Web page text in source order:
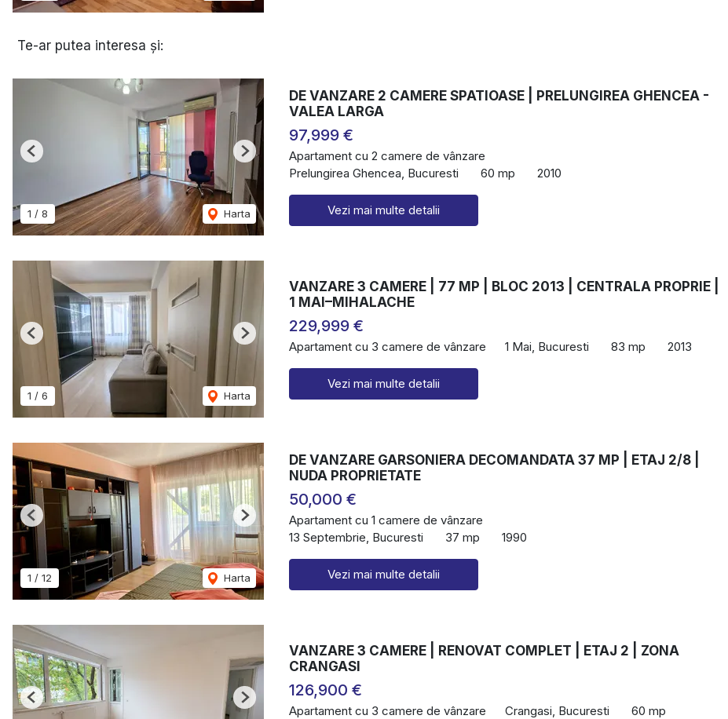
Te-ar putea interesa și:
1 / 8 Harta
Previous Next
DE VANZARE 2 CAMERE SPATIOASE | PRELUNGIREA GHENCEA -
VALEA LARGA
97,999 €
Apartament cu 2 camere de vânzare
Prelungirea Ghencea, Bucuresti
60 mp 2010
Vezi mai multe detalii
1 / 6 Harta
Previous Next
VANZARE 3 CAMERE | 77 MP | BLOC 2013 | CENTRALA PROPRIE |
1 MAI–MIHALACHE
229,999 €
Apartament cu 3 camere de vânzare 1 Mai, Bucuresti 83 mp 2013
Vezi mai multe detalii
1 / 12 Harta
Previous Next
DE VANZARE GARSONIERA DECOMANDATA 37 MP | ETAJ 2/8 |
NUDA PROPRIETATE
50,000 €
Apartament cu 1 camere de vânzare
13 Septembrie, Bucuresti
37 mp 1990
Vezi mai multe detalii
Previous Next
VANZARE 3 CAMERE | RENOVAT COMPLET | ETAJ 2 | ZONA
CRANGASI
126,900 €
Apartament cu 3 camere de vânzare Crangasi, Bucuresti 60 mp